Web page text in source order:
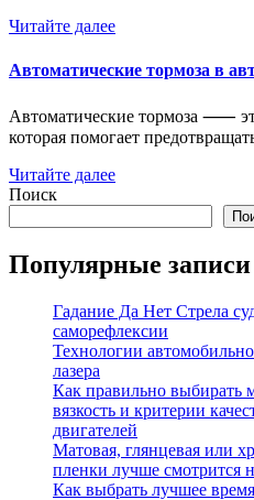
Читайте далее
Автоматические тормоза в
Автоматические тормоза ⸺
которая помогает
Читайте далее
Поиск
Популярные записи
Гадание Да Нет Стрела
саморефлексии
Технологии
лазера
Как правильно выбирать
вязкость и критерии
двигателей
Матовая, глянцевая или
пленки лучше смотрится
Как выбрать лучшее